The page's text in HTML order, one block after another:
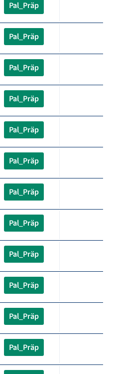
Pal_Präp
Pal_Präp
Pal_Präp
Pal_Präp
Pal_Präp
Pal_Präp
Pal_Präp
Pal_Präp
Pal_Präp
Pal_Präp
Pal_Präp
Pal_Präp